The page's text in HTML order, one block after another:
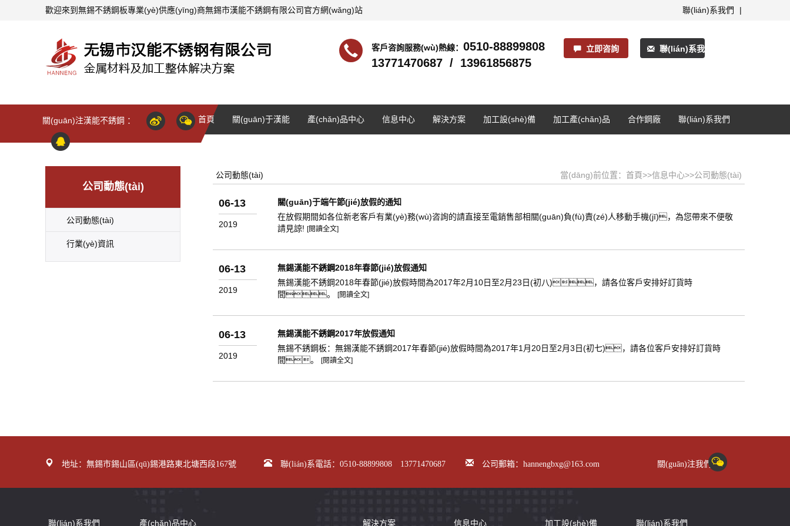
歡迎來到 無錫不銹鋼板專業(yè)供應(yīng)商無錫市漢能不銹鋼有限公司官方網(wǎng)站 聯(lián)系我們 |
客戶咨詢服務(wù)熱線： 0510-88899808
13771470687 / 13961856875
立即咨詢 聯(lián)系我們
關(guān)注漢能不銹鋼 ： 首頁 關(guān)于漢能 產(chǎn)品中心 信息中心 解決方案 加工設(shè)備 加工產(chǎn)品 合作鋼廠 聯(lián)系我們
公司動態(tài)
公司動態(tài)
行業(yè)資訊
公司動態(tài) 當(dāng)前位置： 首頁>>信息中心>>公司動態(tài)
06-13
2019
關(guān)于端午節(jié)放假的通知
在放假期間如各位新老客戶有業(yè)務(wù)咨詢的請直接至電銷售部相關(guān)負(fù)責(zé)人移動手機(jī)，為您帶來不便敬
請見諒! [閱讀全文]
06-13
2019
無錫漢能不銹鋼2018年春節(jié)放假通知
無錫漢能不銹鋼2018年春節(jié)放假時間為2017年2月10日至2月23日(初八)，請各位客戶安排好訂貨時
間。
[閱讀全文]
06-13
2019
無錫漢能不銹鋼2017年放假通知
無錫不銹鋼板：無錫漢能不銹鋼2017年春節(jié)放假時間為2017年1月20日至2月3日(初七)，請各位客戶安排好訂貨時
間。
[閱讀全文]
地址：無錫市錫山區(qū)錫港路東北塘西段167號 聯(lián)系電話：0510-88899808 13771470687 公司郵箱：hannengbxg@163.com 關(guān)注我們
聯(lián)系我們 產(chǎn)品中心 解決方案 信息中心 加工設(shè)備 聯(lián)系我們